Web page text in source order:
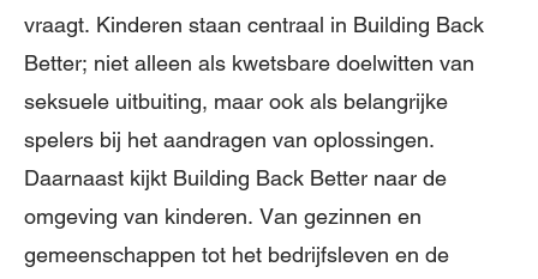
vraagt. Kinderen staan centraal in Building Back
Better; niet alleen als kwetsbare doelwitten van
seksuele uitbuiting, maar ook als belangrijke
spelers bij het aandragen van oplossingen.
Daarnaast kijkt Building Back Better naar de
omgeving van kinderen. Van gezinnen en
gemeenschappen tot het bedrijfsleven en de